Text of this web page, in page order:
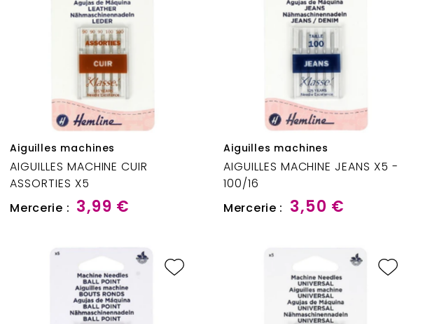
Aiguilles machines
AIGUILLES MACHINE CUIR
ASSORTIES X5
Mercerie : 3,99 €
Aiguilles machines
AIGUILLES MACHINE JEANS X5 -
100/16
Mercerie : 3,50 €